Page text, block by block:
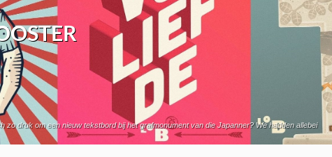
druk om een nieuw tekstbord bij het grafmonument van die Japanner? We hadden allebei